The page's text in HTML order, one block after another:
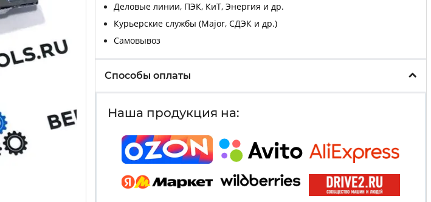
Деловые линии, ПЭК, КиТ, Энергия и др.
Курьерские службы (Major, СДЭК и др.)
Самовывоз
Способы оплаты
Наша продукция на: